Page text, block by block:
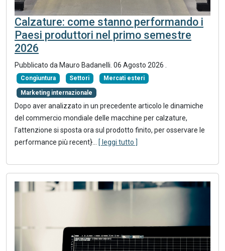
Calzature: come stanno performando i
Paesi produttori nel primo semestre
2026
Pubblicato da Mauro Badanelli. 06 Agosto 2026 .
Congiuntura Settori Mercati esteri
Marketing internazionale
Dopo aver analizzato in un precedente articolo le dinamiche
del commercio mondiale delle macchine per calzature,
l’attenzione si sposta ora sul prodotto finito, per osservare le
performance più recent}
[ leggi tutto ]